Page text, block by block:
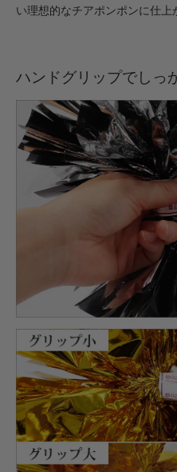
い理想的なチアポンポンに仕上
ハンドグリップでしっ